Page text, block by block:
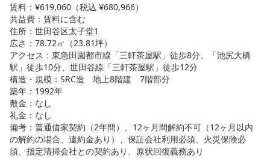
賃料：¥619,060（税込 ¥680,966）
共益費：賃料に含む
住所：世田谷区太子堂1
広さ：78.72㎡（23.81坪）
アクセス：東急田園都市線「三軒茶屋駅」徒歩8分、「池尻大橋
駅」徒歩10分、世田谷線「三軒茶屋駅」徒歩12分
構造・規模：SRC造 地上8階建 7階部分
築年：1992年
敷金：なし
礼金：なし
備考：普通借家契約（2年間）、12ヶ月間解約不可（12ヶ月以内
の解約の場合、違約金あり）、保証会社利用必須、火災保険必
須、指定清掃会社との契約あり、原状回復義務あり